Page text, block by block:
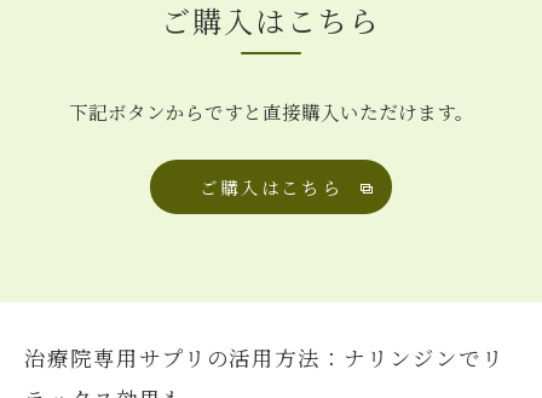
ご購入はこちら
下記ボタンからですと直接購入いただけます。
ご購入はこちら
治療院専用サプリの活用方法：ナリンジンでリ